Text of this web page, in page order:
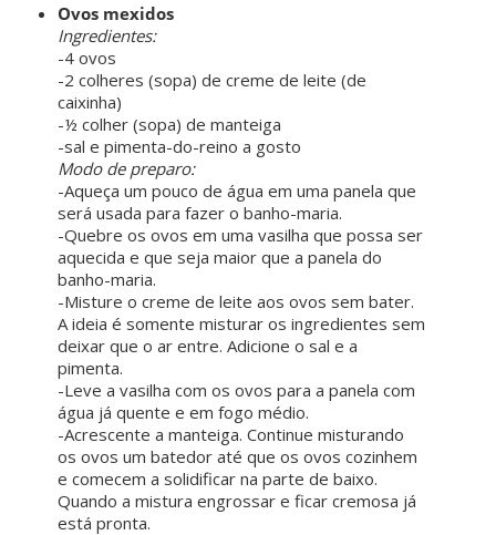
Ovos mexidos
Ingredientes:
-4 ovos
-2 colheres (sopa) de creme de leite (de
caixinha)
-½ colher (sopa) de manteiga
-sal e pimenta-do-reino a gosto
Modo de preparo:
-Aqueça um pouco de água em uma panela que
será usada para fazer o banho-maria.
-Quebre os ovos em uma vasilha que possa ser
aquecida e que seja maior que a panela do
banho-maria.
-Misture o creme de leite aos ovos sem bater.
A ideia é somente misturar os ingredientes sem
deixar que o ar entre. Adicione o sal e a
pimenta.
-Leve a vasilha com os ovos para a panela com
água já quente e em fogo médio.
-Acrescente a manteiga. Continue misturando
os ovos um batedor até que os ovos cozinhem
e comecem a solidificar na parte de baixo.
Quando a mistura engrossar e ficar cremosa já
está pronta.